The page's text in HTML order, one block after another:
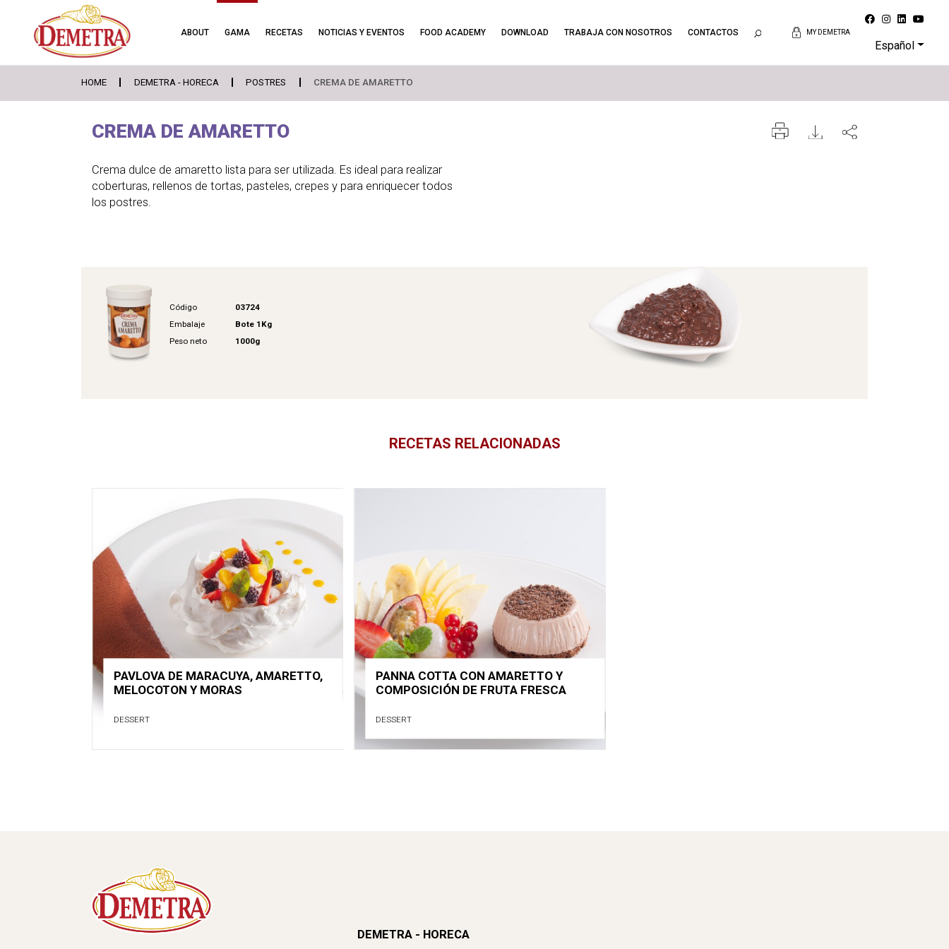
ABOUT GAMA RECETAS NOTICIAS Y EVENTOS FOOD ACADEMY DOWNLOAD TRABAJA CON NOSOTROS CONTACTOS MY DEMETRA
Español
HOME DEMETRA - HORECA POSTRES CREMA DE AMARETTO
CREMA DE AMARETTO
Crema dulce de amaretto lista para ser utilizada. Es ideal para realizar
coberturas, rellenos de tortas, pasteles, crepes y para enriquecer todos
los postres.
Código
03724
Embalaje
Bote 1Kg
Peso neto
1000g
RECETAS RELACIONADAS
PAVLOVA DE MARACUYA, AMARETTO,
MELOCOTON Y MORAS
DESSERT
PANNA COTTA CON AMARETTO Y
COMPOSICIÓN DE FRUTA FRESCA
DESSERT
DEMETRA - HORECA